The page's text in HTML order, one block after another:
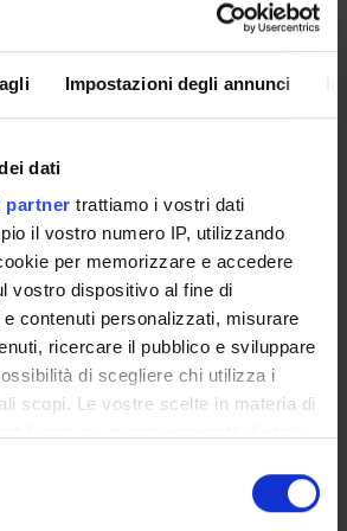
Impostazioni degli annunci
dati
partner trattiamo i vostri dati
il vostro numero IP, utilizzando
per memorizzare e accedere
vostro dispositivo al fine di
contenuti personalizzati, misurare
ricercare il pubblico e sviluppare
di scegliere chi utilizza i
scopi. Le vostre scelte in materia di
il proprio consenso in qualsiasi
sui cookie o facendo clic
FUNZIONI ORALI E DEI DISTURBI
bilancio logopedico e trattamento
deficit correlati alle funzioni orali e alle
counseling al caregiver
SVILUPPO DEL LINGUAGGIO NEI
ACUSTICHE, IMPIANTO COCLEARE E